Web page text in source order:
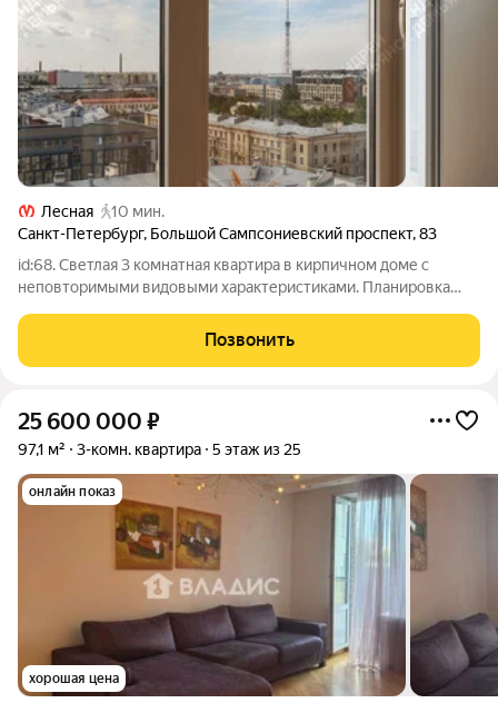
Лесная
10 мин.
Санкт-Петербург, Большой Сампсониевский проспект,83
id:68. Светлая 3 комнатная квартира в кирпичном доме с
неповторимыми видовыми характеристиками. Планировка
гостиная (20 кв.м.) с выходом на остекленную лоджию, две
раздельные спальни (по 11,5
Позвонить
25 600 000 ₽
97,1 м² 3-комн. квартира 5 этаж из 25
онлайн показ
хорошая цена